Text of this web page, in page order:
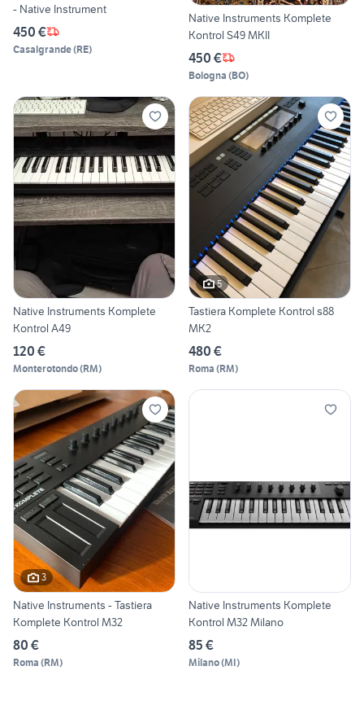
- Native Instrument
450 €
Casalgrande(RE)
Native Instruments Komplete
Kontrol S49 MKII
450 €
Bologna (BO)
Native Instruments Komplete
Kontrol A49
120 €
Monterotondo(RM)
5
Tastiera Komplete Kontrol s88
MK2
480 €
Roma (RM)
3
Native Instruments - Tastiera
Komplete Kontrol M32
80 €
Roma (RM)
Native Instruments Komplete
Kontrol M32 Milano
85 €
Milano(MI)